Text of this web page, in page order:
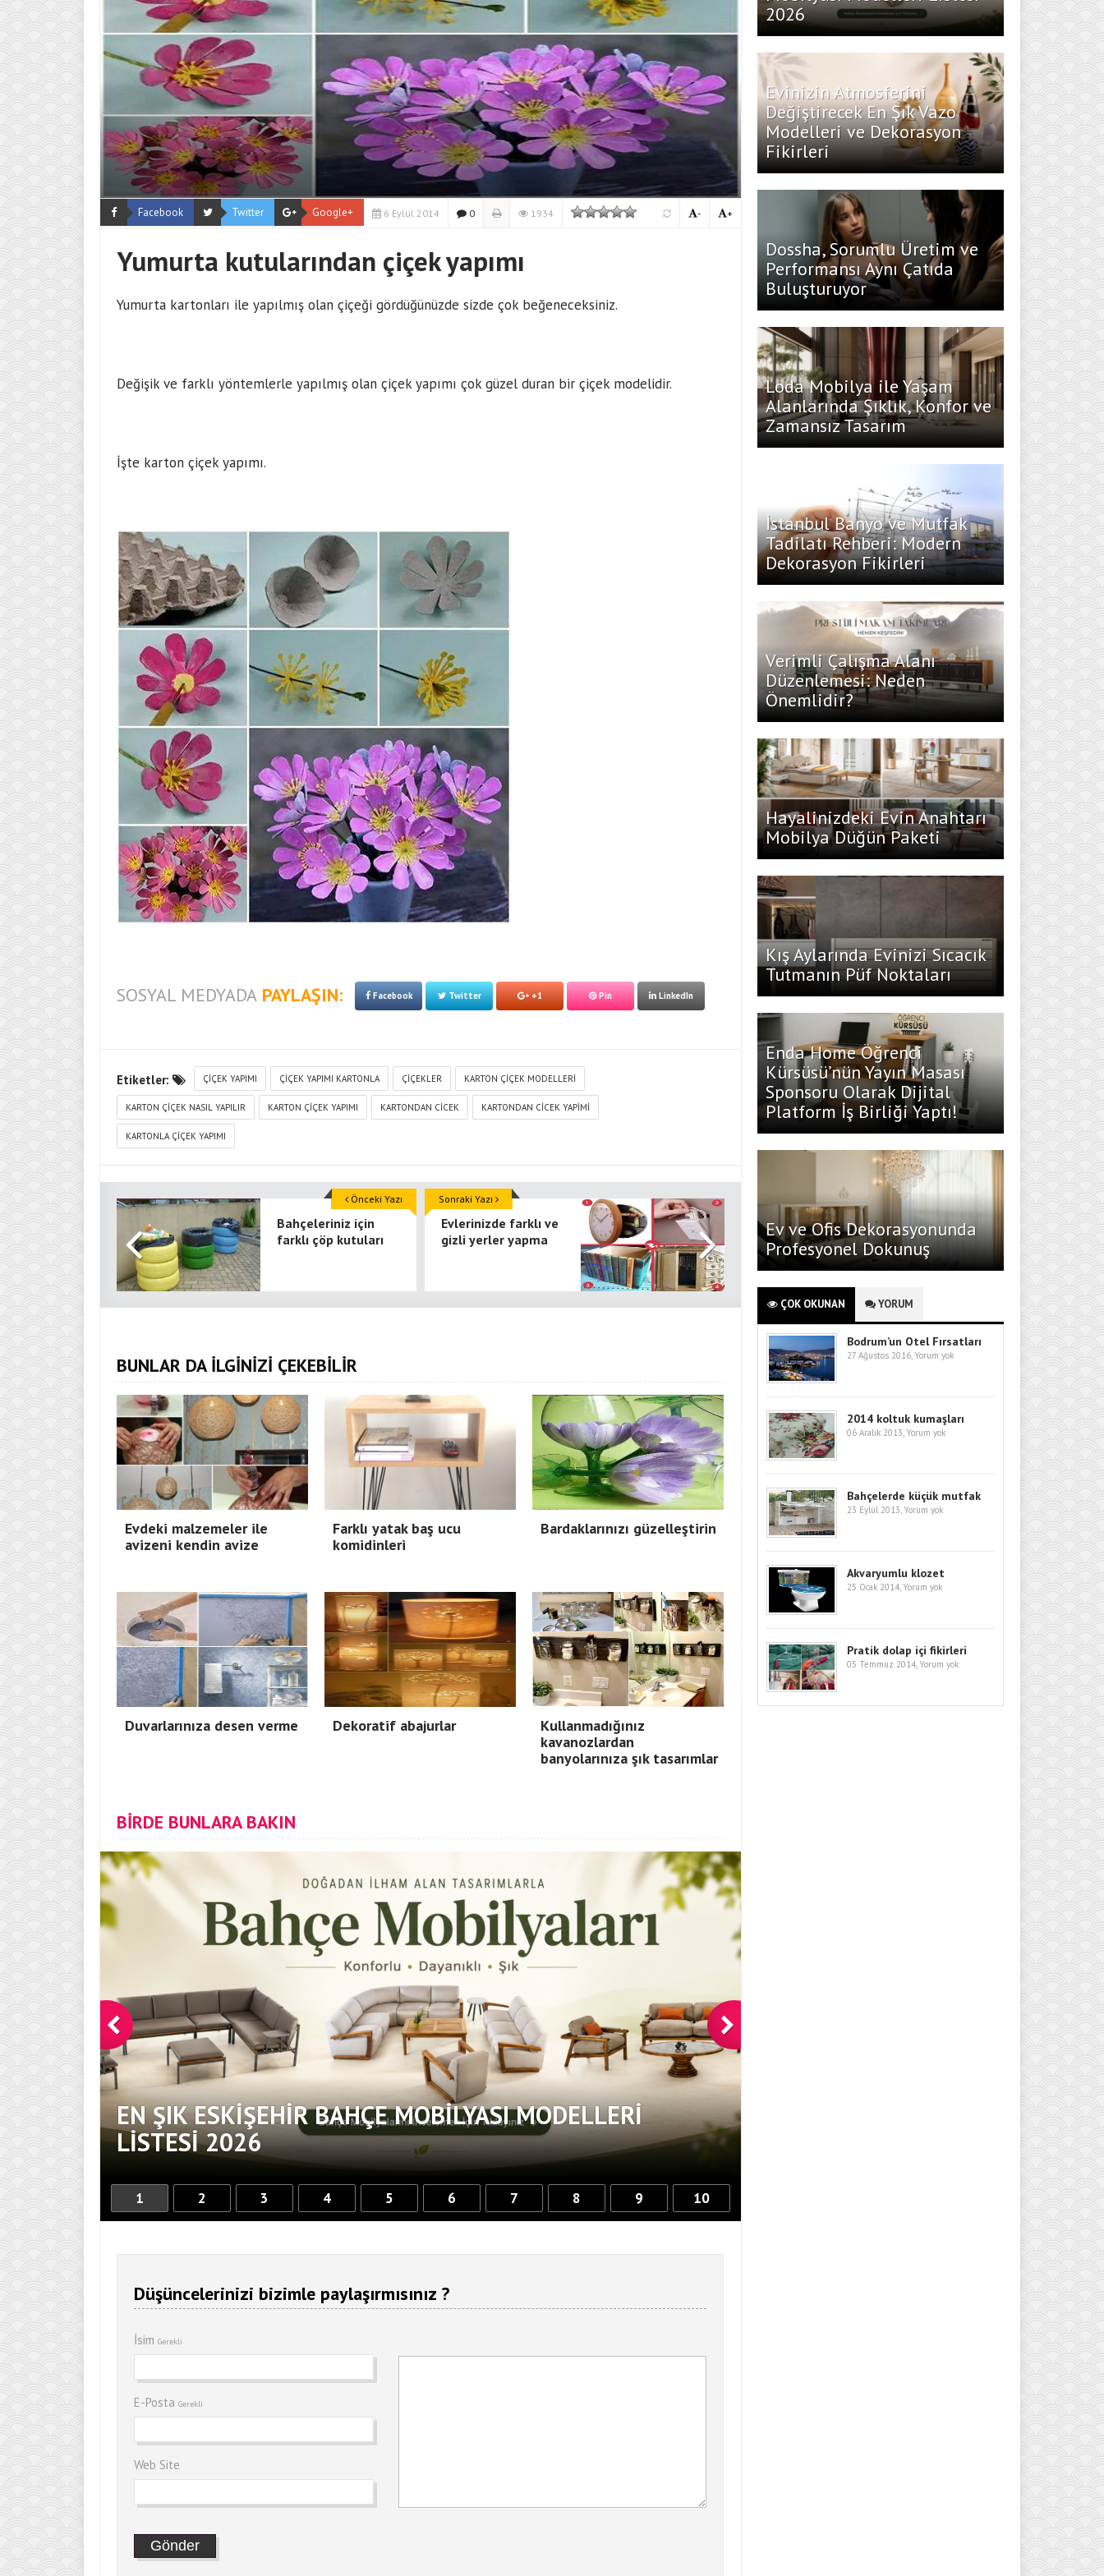
Facebook Twitter Google+ 6 Eylül 2014 0 1934 +
-
Yumurta kutularından çiçek yapımı
Yumurta kartonları ile yapılmış olan çiçeği gördüğünüzde sizde çok beğeneceksiniz.
Değişik ve farklı yöntemlerle yapılmış olan çiçek yapımı çok güzel duran bir çiçek modelidir.
İşte karton çiçek yapımı.
SOSYAL MEDYADA PAYLAŞIN: Facebook Twitter +1 Pin LinkedIn
Etiketler: ÇIÇEK YAPIMI ÇIÇEK YAPIMI KARTONLA ÇIÇEKLER KARTON ÇIÇEK MODELLERI
KARTON ÇIÇEK NASIL YAPILIR KARTON ÇIÇEK YAPIMI KARTONDAN CICEK KARTONDAN CICEK YAPIMI
KARTONLA ÇIÇEK YAPIMI
Bahçeleriniz için
farklı çöp kutuları
Önceki Yazı
Evlerinizde farklı ve
gizli yerler yapma
Sonraki Yazı
BUNLAR DA İLGİNİZİ ÇEKEBİLİR
Evdeki malzemeler ile
avizeni kendin avize
Farklı yatak baş ucu
komidinleri
Bardaklarınızı güzelleştirin
Duvarlarınıza desen verme Dekoratif abajurlar
Kullanmadığınız
kavanozlardan
banyolarınıza şık tasarımlar
BİRDE BUNLARA BAKIN
EN ŞIK ESKIŞEHIR BAHÇE MOBILYASI MODELLERI
LISTESI 2026
EVINIZIN ATMOSFERINI
MODELLERI VE DEKORASYON
1 2 3 4 5 6 7 8 9 10
Düşüncelerinizi bizimle paylaşırmısınız ?
İsim Gerekli
E-Posta Gerekli
Web Site
2026
Evinizin Atmosferini
Değiştirecek En Şık Vazo
Modelleri ve Dekorasyon
Fikirleri
Dossha, Sorumlu Üretim ve
Performansı Aynı Çatıda
Buluşturuyor
Loda Mobilya ile Yaşam
Alanlarında Şıklık, Konfor ve
Zamansız Tasarım
İstanbul Banyo ve Mutfak
Tadilatı Rehberi: Modern
Dekorasyon Fikirleri
Verimli Çalışma Alanı
Düzenlemesi: Neden
Önemlidir?
Hayalinizdeki Evin Anahtarı
Mobilya Düğün Paketi
Kış Aylarında Evinizi Sıcacık
Tutmanın Püf Noktaları
Enda Home Öğrenci
Kürsüsü’nün Yayın Masası
Sponsoru Olarak Dijital
Platform İş Birliği Yaptı!
Ev ve Ofis Dekorasyonunda
Profesyonel Dokunuş
ÇOK OKUNAN YORUM
Bodrum’un Otel Fırsatları
27 Ağustos 2016, Yorum yok
2014 koltuk kumaşları
06 Aralık 2013, Yorum yok
Bahçelerde küçük mutfak
23 Eylül 2013, Yorum yok
Akvaryumlu klozet
25 Ocak 2014, Yorum yok
Pratik dolap içi fikirleri
05 Temmuz 2014, Yorum yok